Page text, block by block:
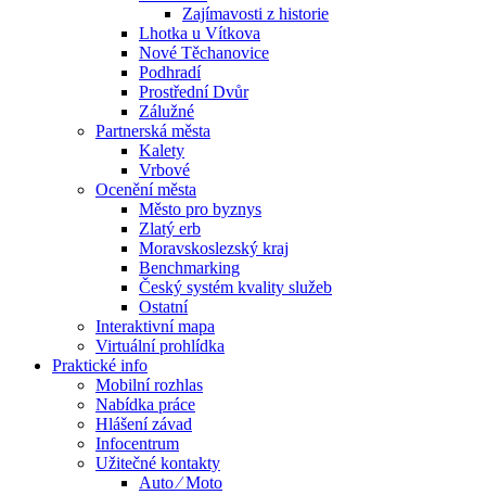
Zajímavosti z historie
Lhotka u Vítkova
Nové Těchanovice
Podhradí
Prostřední Dvůr
Zálužné
Partnerská města
Kalety
Vrbové
Ocenění města
Město pro byznys
Zlatý erb
Moravskoslezský kraj
Benchmarking
Český systém kvality služeb
Ostatní
Interaktivní mapa
Virtuální prohlídka
Praktické info
Mobilní rozhlas
Nabídka práce
Hlášení závad
Infocentrum
Užitečné kontakty
Auto ⁄ Moto